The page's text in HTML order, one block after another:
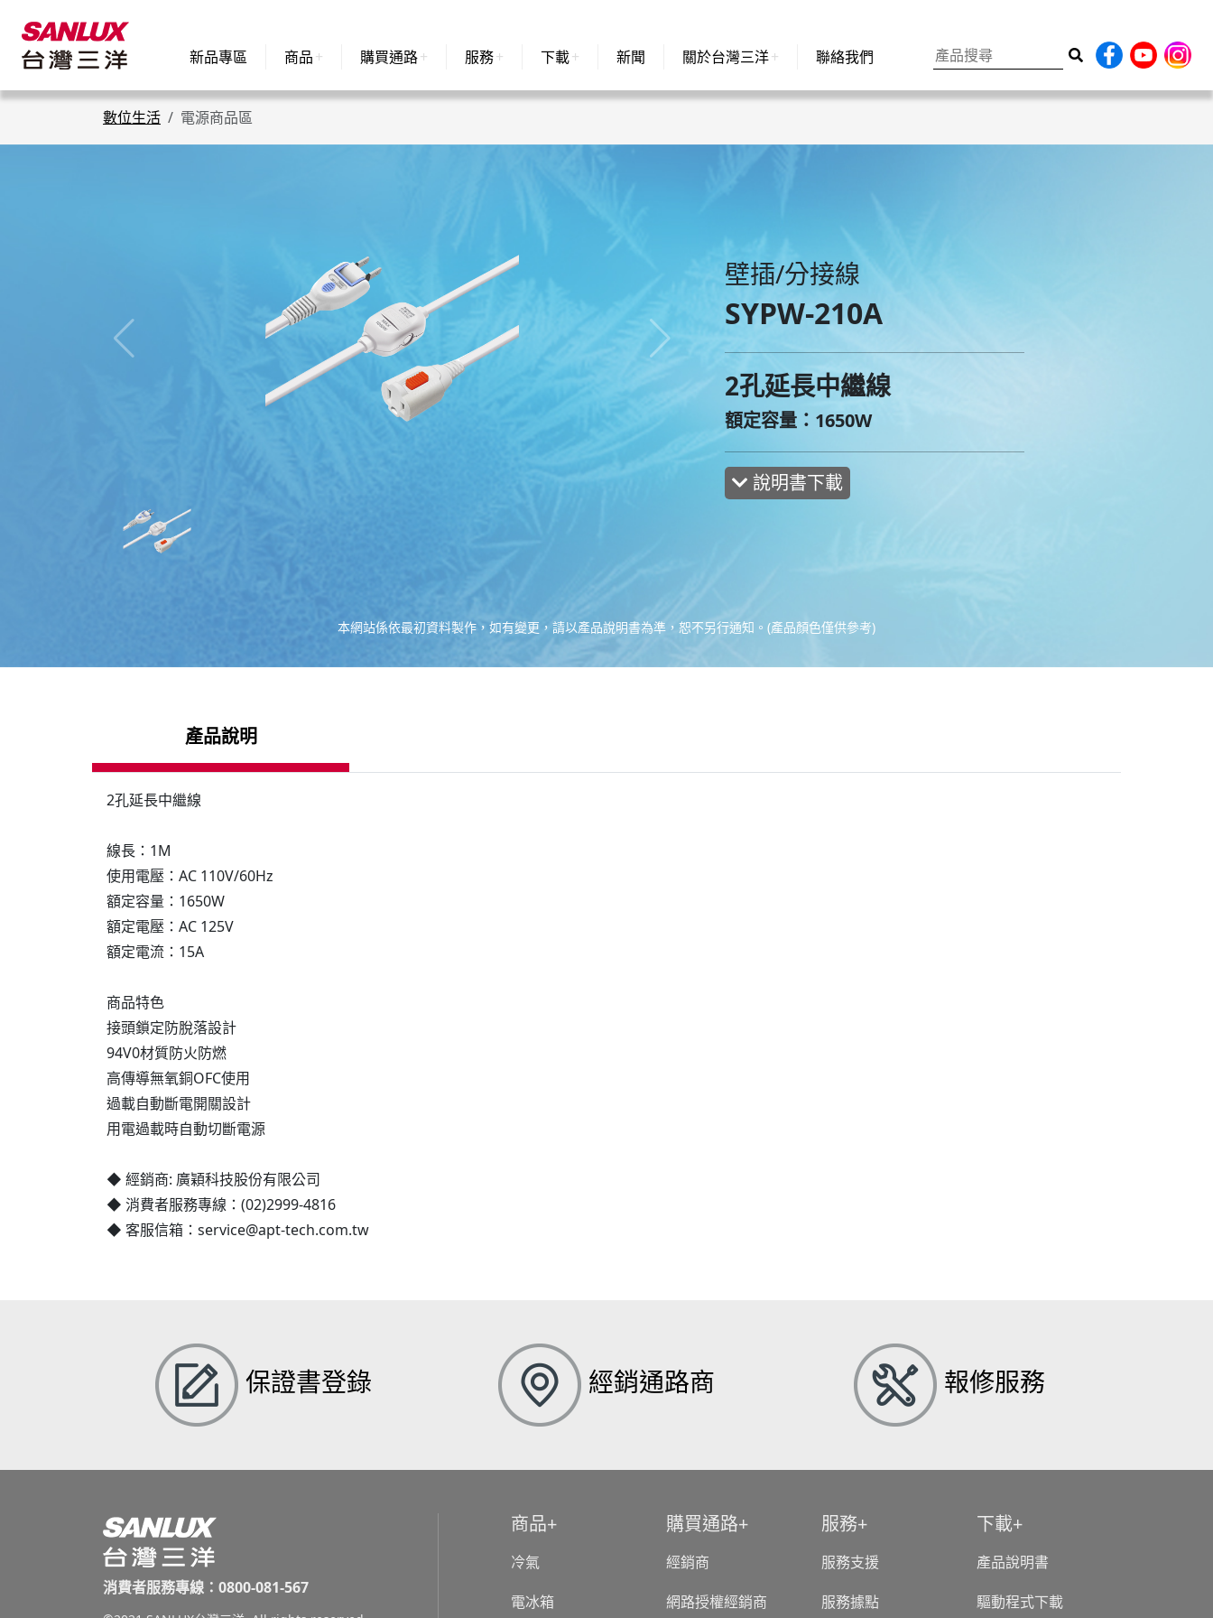
新品專區 商品 購買通路 服務 下載 新聞 關於台灣三洋 聯絡我們
數位生活 電源商品區
壁插/分接線
SYPW-210A
2孔延長中繼線
額定容量：1650W
說明書下載
本網站係依最初資料製作，如有變更，請以產品說明書為準，恕不另行通知。(產品顏色僅供參考)
產品說明
2孔延長中繼線
線長：1M
使用電壓：AC 110V/60Hz
額定容量：1650W
額定電壓：AC 125V
額定電流：15A
商品特色
接頭鎖定防脫落設計
94V0材質防火防燃
高傳導無氧銅OFC使用
過載自動斷電開關設計
用電過載時自動切斷電源
◆ 經銷商: 廣穎科技股份有限公司
◆ 消費者服務專線：(02)2999-4816
◆ 客服信箱：service@apt-tech.com.tw
保證書登錄 經銷通路商 報修服務
消費者服務專線：0800-081-567
商品
冷氣
電冰箱
購買通路
經銷商
網路授權經銷商
服務
服務支援
服務據點
下載
產品說明書
驅動程式下載